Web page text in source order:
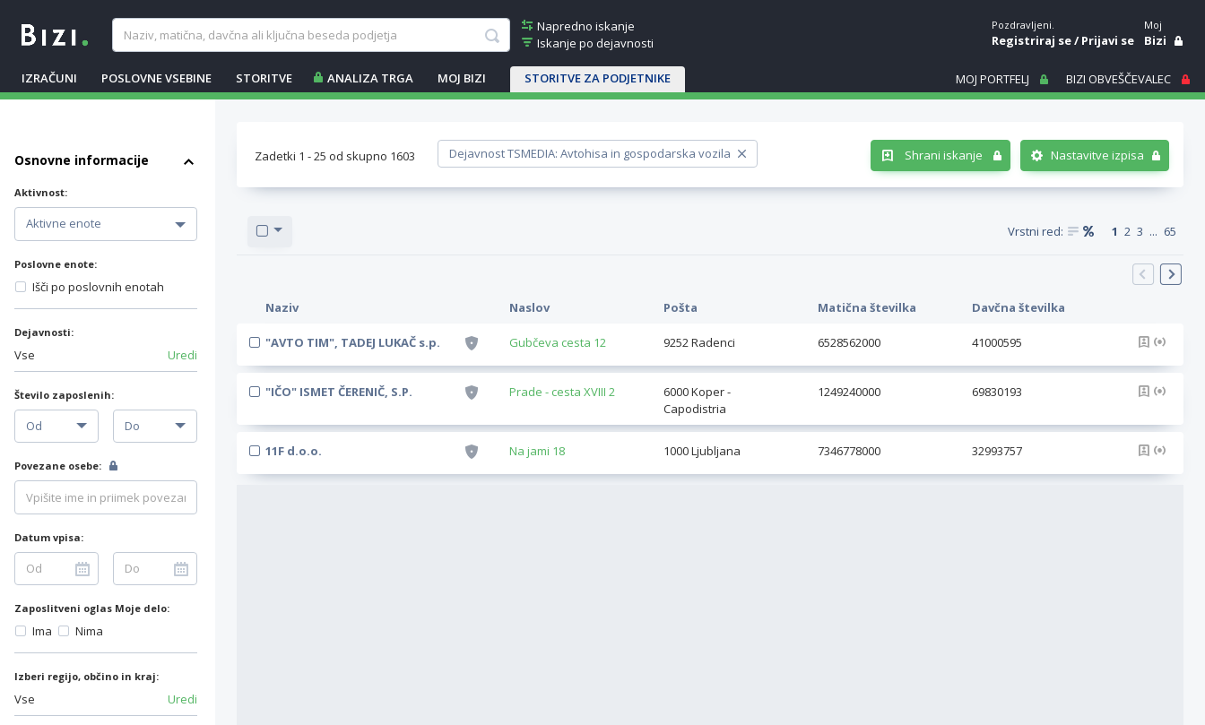
Napredno iskanje
Iskanje po dejavnosti
IZRAČUNI POSLOVNE VSEBINE STORITVE ANALIZA TRGA MOJ BIZI STORITVE ZA PODJETNIKE
Pozdravljeni.
Registriraj se/Prijavi se
Moj
Bizi
MOJ PORTFELJ BIZI OBVEŠČEVALEC
Osnovne informacije
Aktivnost:
Poslovne enote:
Išči po poslovnih enotah
Dejavnosti:
Vse Uredi
Število zaposlenih:
Povezane osebe:
Datum vpisa:
Zaposlitveni oglas Moje delo:
Ima Nima
Izberi regijo, občino in kraj:
Vse Uredi
Zadetki 1 -25 od skupno 1603 Dejavnost TSMEDIA: Avtohisa in gospodarska vozila Shrani iskanje Nastavitve izpisa
Vrstni red: 1 2 3 ... 65
Naziv Naslov Pošta Matična številka Davčna številka
"AVTO TIM", TADEJ LUKAČ s.p. Gubčeva cesta 12 9252 Radenci 6528562000 41000595
"IČO" ISMET ČERENIČ, S.P. Prade - cesta XVIII 2
6000 Koper -
Capodistria
1249240000 69830193
11F d.o.o. Na jami 18 1000 Ljubljana 7346778000 32993757